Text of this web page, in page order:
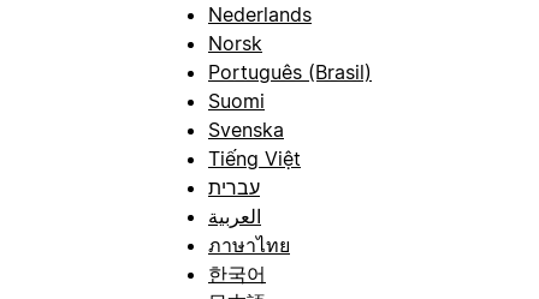
Nederlands
Norsk
Português (Brasil)
Suomi
Svenska
Tiếng Việt
עברית
العربية
ภาษาไทย
한국어